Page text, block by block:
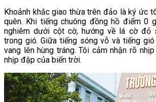
Khoảnh khắc giao thừa trên đảo là ký ức
quên. Khi tiếng chuông đồng hồ điểm 0
nghiêm dưới cột cờ, hướng về lá cờ đỏ
trong gió. Giữa tiếng sóng vỗ và tiếng
vang lên hùng tráng. Tôi cảm nhận rõ
nhịp đập của biển trời.